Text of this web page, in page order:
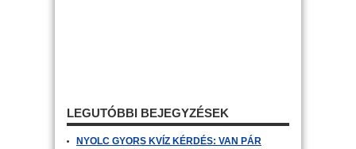
LEGUTÓBBI BEJEGYZÉSEK
NYOLC GYORS KVÍZ KÉRDÉS: VAN PÁR